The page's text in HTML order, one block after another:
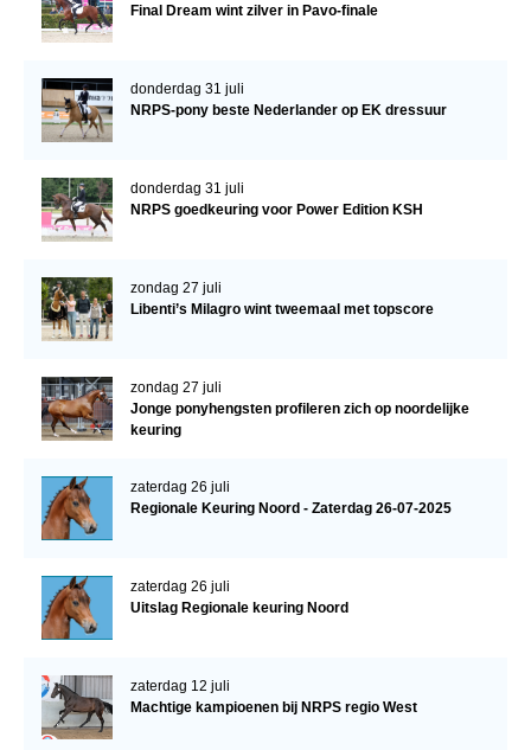
Final Dream wint zilver in Pavo-finale
donderdag 31 juli
NRPS-pony beste Nederlander op EK dressuur
donderdag 31 juli
NRPS goedkeuring voor Power Edition KSH
zondag 27 juli
Libenti’s Milagro wint tweemaal met topscore
zondag 27 juli
Jonge ponyhengsten profileren zich op noordelijke
keuring
zaterdag 26 juli
Regionale Keuring Noord - Zaterdag 26-07-2025
zaterdag 26 juli
Uitslag Regionale keuring Noord
zaterdag 12 juli
Machtige kampioenen bij NRPS regio West